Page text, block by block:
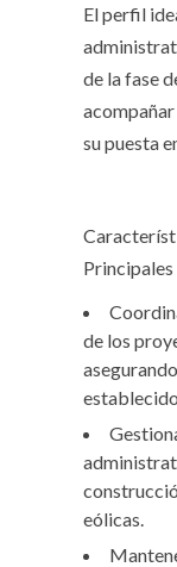
El perfil
de la fase
su puesta
de los
eólicas.